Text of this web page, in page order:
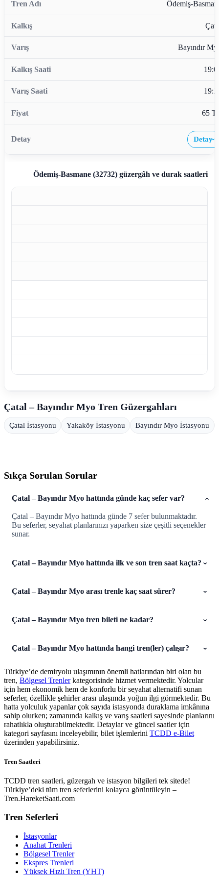
Ödemiş-
Bayındır
65
Detay›
Ödemiş-Basmane (32732)güzergâh ve durak saatleri
Çatal – Bayındır Myo Tren Güzergahları
Çatal İstasyonu Yakaköy İstasyonu Bayındır Myo İstasyonu
Sıkça Sorulan Sorular
Çatal – Bayındır Myo hattında günde kaç sefer var?
Çatal – Bayındır Myo hattında günde 7 sefer bulunmaktadır.
Bu seferler, seyahat planlarınızı yaparken size çeşitli seçenekler
sunar.
Çatal – Bayındır Myo hattında ilk ve son tren saat kaçta?
Çatal – Bayındır Myo arası trenle kaç saat sürer?
Çatal – Bayındır Myo tren bileti ne kadar?
Çatal – Bayındır Myo hattında hangi tren(ler) çalışır?
Türkiye’de demiryolu ulaşımının önemli hatlarından biri olan bu
tren, Bölgesel Trenlerkategorisinde hizmet vermektedir. Yolcular
için hem ekonomik hem de konforlu bir seyahat alternatifi sunan
seferler, özellikle şehirler arası ulaşımda yoğun ilgi görmektedir. Bu
hatta yolculuk yapanlar çok sayıda istasyonda duraklama imkânına
sahip olurken; zamanında kalkış ve varış saatleri sayesinde planlarını
rahatlıkla oluşturabilmektedir. Detaylar ve güncel saatler için
kategori sayfasını inceleyebilir, bilet işlemlerini TCDD e-Bilet
üzerinden yapabilirsiniz.
Tren Saatleri
TCDD tren saatleri, güzergah ve istasyon bilgileri tek sitede!
Türkiye’deki tüm tren seferlerini kolayca görüntüleyin –
Tren.HareketSaati.com
Tren Seferleri
İstasyonlar
Anahat Trenleri
Bölgesel Trenler
Ekspres Trenleri
Yüksek Hızlı Tren (YHT)